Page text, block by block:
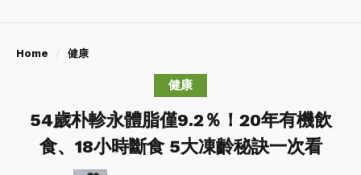
Home 健康
健康
54歲朴軫永體脂僅9.2％！20年有機飲
食、18小時斷食 5大凍齡秘訣一次看